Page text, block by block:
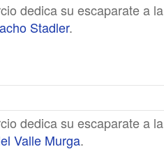
dedica su escaparate a la
Stadler.
dedica su escaparate a la
Valle Murga.